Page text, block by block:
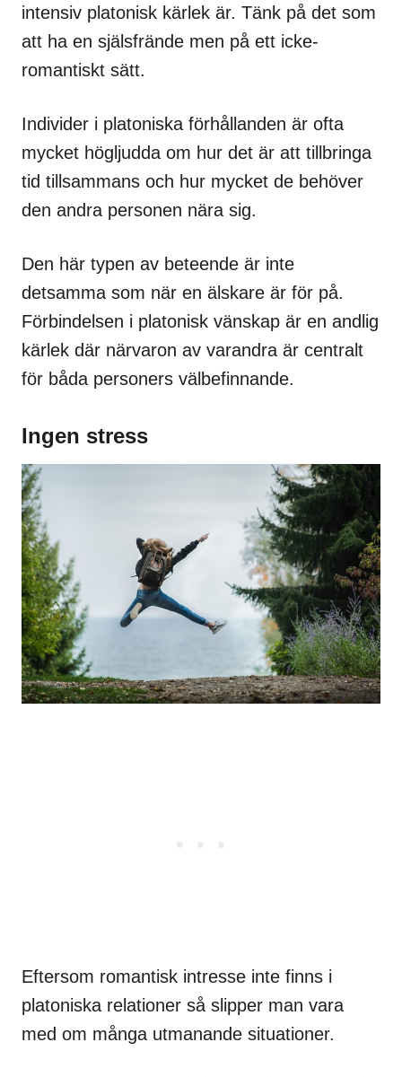
intensiv platonisk kärlek är. Tänk på det som
att ha en själsfrände men på ett icke-
romantiskt sätt.
Individer i platoniska förhållanden är ofta
mycket högljudda om hur det är att tillbringa
tid tillsammans och hur mycket de behöver
den andra personen nära sig.
Den här typen av beteende är inte
detsamma som när en älskare är för på.
Förbindelsen i platonisk vänskap är en andlig
kärlek där närvaron av varandra är centralt
för båda personers välbefinnande.
Ingen stress
Eftersom romantisk intresse inte finns i
platoniska relationer så slipper man vara
med om många utmanande situationer.